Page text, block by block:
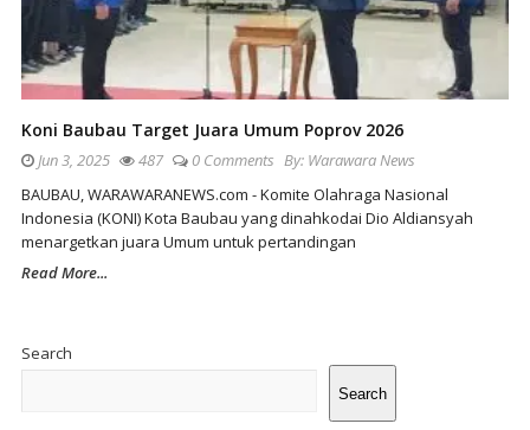
Koni Baubau Target Juara Umum Poprov 2026
Jun 3, 2025 487 0 Comments By: Warawara News
BAUBAU, WARAWARANEWS.com - Komite Olahraga Nasional
Indonesia (KONI) Kota Baubau yang dinahkodai Dio Aldiansyah
menargetkan juara Umum untuk pertandingan
Read More...
Search
Search